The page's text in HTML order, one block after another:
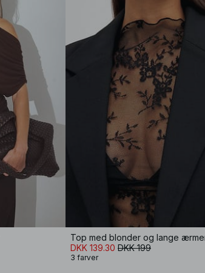
Top med blonder og lange
DKK 139.30 DKK 199
3 farver